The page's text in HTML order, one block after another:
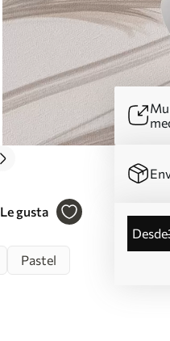
Le gusta
desde
Pastel